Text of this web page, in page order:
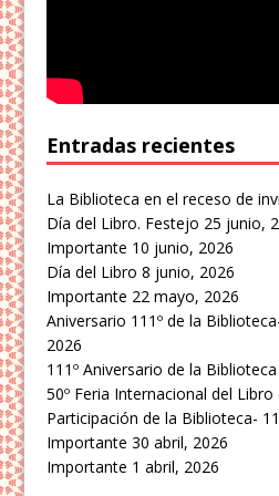
Entradas recientes
La Biblioteca en el receso de
Día del Libro. Festejo 25 junio,
Importante 10 junio, 2026
Día del Libro 8 junio, 2026
Importante 22 mayo, 2026
Aniversario 111º de la
2026
111º Aniversario de la Biblioteca
50º Feria Internacional del
Participación de la Biblioteca-
Importante 30 abril, 2026
Importante 1 abril, 2026